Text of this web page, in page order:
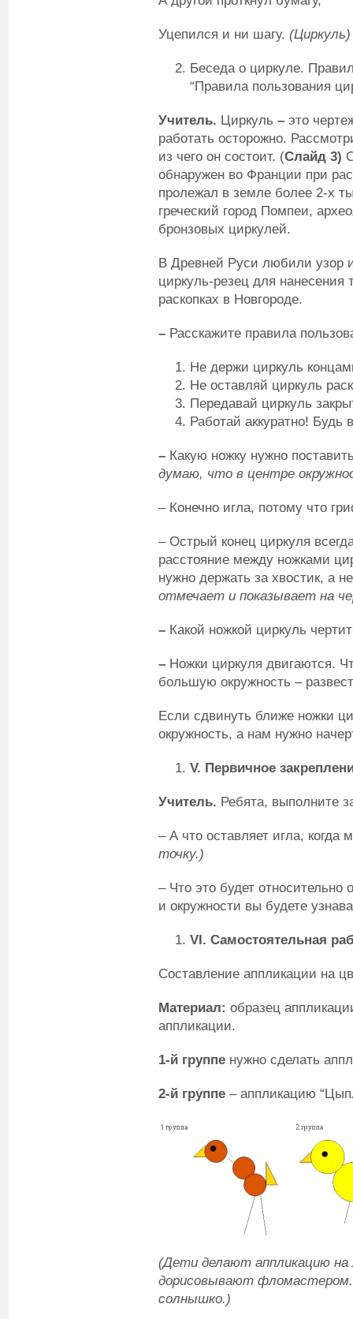
Уцепился и ни шагу. (Циркуль)
Беседа о циркуле.
“Правила пользования
Учитель. Циркуль – это
работать осторожно.
из чего он состоит. (Слайд 3)
обнаружен во Франции при
пролежал в земле более 2-х
греческий город Помпеи,
бронзовых циркулей.
В Древней Руси любили узор
циркуль-резец для нанесения
раскопках в Новгороде.
– Расскажите правила
Не держи циркуль
Не оставляй циркуль
Передавай циркуль
Работай аккуратно! Будь
– Какую ножку нужно
думаю, что в центре
– Конечно игла, потому что
– Острый конец циркуля
расстояние между ножками
нужно держать за хвостик, а
отмечает и показывает на
– Какой ножкой циркуль
– Ножки циркуля двигаются.
большую окружность –
Если сдвинуть ближе ножки
окружность, а нам нужно
V. Первичное
Учитель. Ребята, выполните
– А что оставляет игла, когда
точку.)
– Что это будет относительно
и окружности вы будете
VI. Самостоятельная
Составление аппликации на
Материал: образец
аппликации.
1-й группе нужно сделать
2-й группе – аппликацию
(Дети делают аппликацию
дорисовывают
солнышко.)